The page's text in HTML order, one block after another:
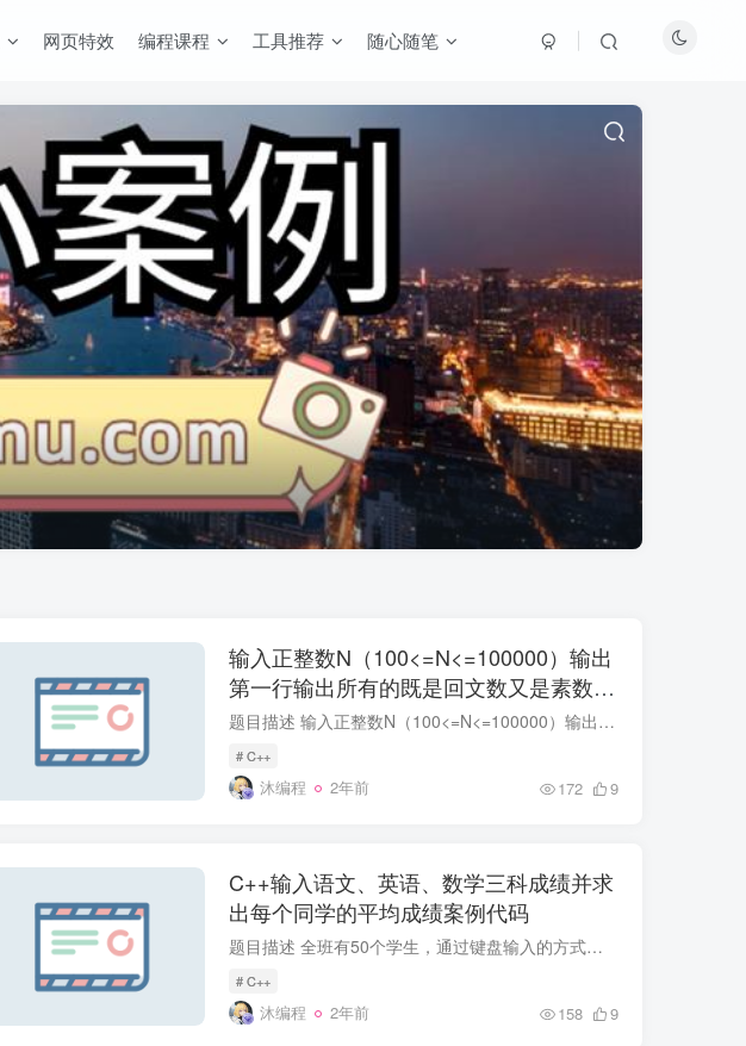
网页特效 编程课程 工具推荐 随心随笔
输入正整数N（100<=N<=100000）输出
第一行输出所有的既是回文数又是素数的
数，第二行输出这个数各个位数之和
题目描述 输入正整数N（100<=N<=100000）输出 第一行输出所有的既是回文数又是素数的数，第二行输出这个数各个位数之和。使用C++语言 完整源码 #include <iostream> #include <v...
# C++
沐编程 2年前 172 9
C++输入语文、英语、数学三科成绩并求
出每个同学的平均成绩案例代码
题目描述 全班有50个学生，通过键盘输入的方式输入语文、英语、数学三科成绩，并求出每个同学的平均成绩 案例代码 #include <iostream> using namespace std; int main() { const int num...
# C++
沐编程 2年前 158 9